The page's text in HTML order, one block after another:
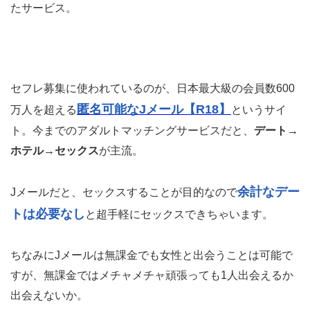
たサービス。
セフレ募集に使われているのが、日本最大級の会員数600
万人を超える 匿名可能なJメール【R18】
というサイ
ト。今までのアダルトマッチングサービスだと、 デート→
ホテル→セックスが主流。
Jメールだと、セックスすることが目的なので余計なデー
トは必要なし と超手軽にセックスできちゃいます。
ちなみにJメールは無課金でも女性と出会うことは可能で
すが、無課金ではメチャメチャ頑張っても1人出会えるか
出会えないか。